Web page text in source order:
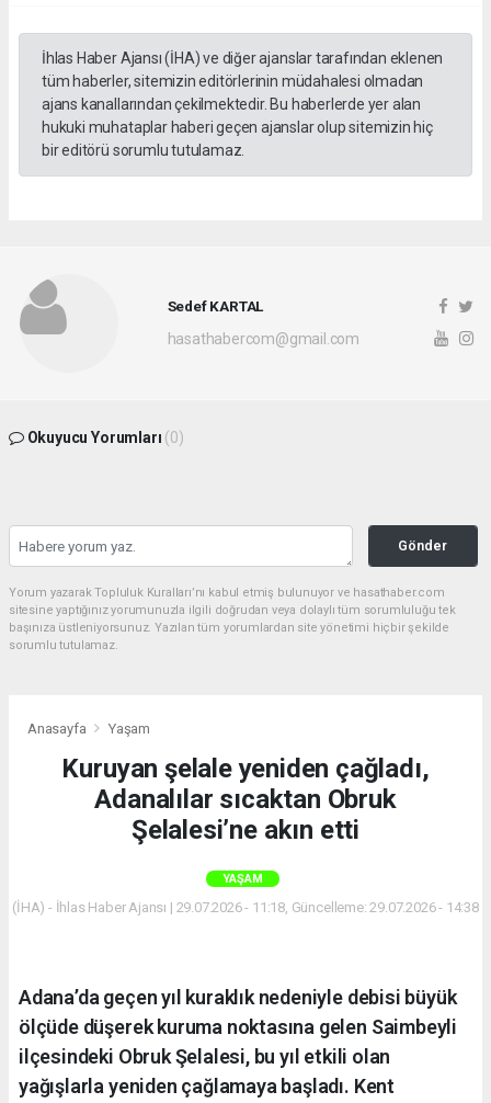
İhlas Haber Ajansı (İHA) ve diğer ajanslar tarafından eklenen
tüm haberler, sitemizin editörlerinin müdahalesi olmadan
ajans kanallarından çekilmektedir. Bu haberlerde yer alan
hukuki muhataplar haberi geçen ajanslar olup sitemizin hiç
bir editörü sorumlu tutulamaz.
Sedef KARTAL
hasathabercom@gmail.com
Okuyucu Yorumları (0)
Gönder
Yorum yazarak Topluluk Kuralları’nı kabul etmiş bulunuyor ve hasathaber.com
sitesine yaptığınız yorumunuzla ilgili doğrudan veya dolaylı tüm sorumluluğu tek
başınıza üstleniyorsunuz. Yazılan tüm yorumlardan site yönetimi hiçbir şekilde
sorumlu tutulamaz.
Anasayfa Yaşam
Kuruyan şelale yeniden çağladı,
Adanalılar sıcaktan Obruk
Şelalesi’ne akın etti
YAŞAM
(İHA) - İhlas Haber Ajansı | 29.07.2026 - 11:18, Güncelleme: 29.07.2026 - 14:38
Adana’da geçen yıl kuraklık nedeniyle debisi büyük
ölçüde düşerek kuruma noktasına gelen Saimbeyli
ilçesindeki Obruk Şelalesi, bu yıl etkili olan
yağışlarla yeniden çağlamaya başladı. Kent